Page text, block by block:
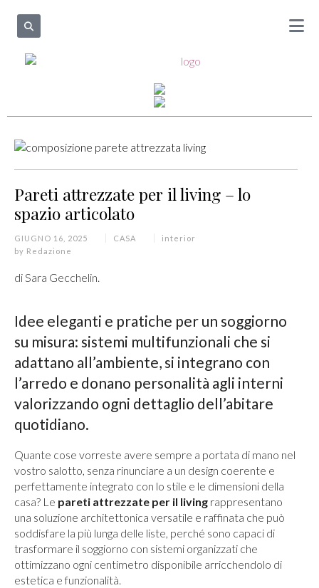
Pareti attrezzate per il living – lo
spazio articolato
GIUGNO 16, 2025 CASA
interior
by Redazione
di Sara Gecchelin.
Idee eleganti e pratiche per un soggiorno
su misura: sistemi multifunzionali che si
adattano all’ambiente, si integrano con
l’arredo e donano personalità agli interni
valorizzando ogni dettaglio dell’abitare
quotidiano.
Quante cose vorreste avere sempre a portata di mano nel
vostro salotto, senza rinunciare a un design coerente e
perfettamente integrato con lo stile e le dimensioni della
casa? Le pareti attrezzate per il living rappresentano
una soluzione architettonica versatile e raffinata che può
soddisfare la più lunga delle liste, perché sono capaci di
trasformare il soggiorno con sistemi organizzati che
ottimizzano ogni centimetro disponibile arricchendolo di
estetica e funzionalità.